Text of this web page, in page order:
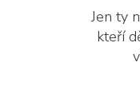
Jen ty
kteří